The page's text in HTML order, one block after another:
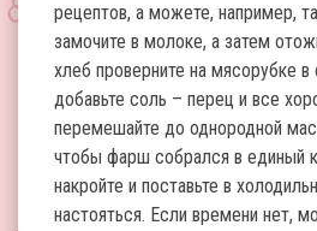
рецептов, а можете, например,
замочите в молоке, а затем
хлеб проверните на мясорубке
добавьте соль – перец и все
перемешайте до однородной
чтобы фарш собрался в единый
накройте и поставьте в
настояться. Если времени нет,